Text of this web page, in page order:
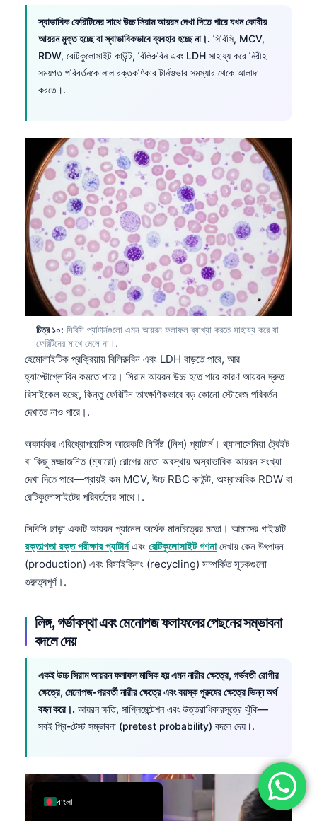
স্বাভাবিক ফেরিটিনের সাথে উচ্চ সিরাম আয়রন দেখা দিতে পারে যখন কোষীয়
আয়রন মুক্ত হচ্ছে বা স্বাভাবিকভাবে ব্যবহার হচ্ছে না।. সিবিসি, MCV,
RDW, রেটিকুলোসাইট কাউন্ট, বিলিরুবিন এবং LDH সাহায্য করে নিরীহ
সময়গত পরিবর্তনকে লাল রক্তকণিকার টার্নওভার সমস্যার থেকে আলাদা
করতে।.
চিত্র ১০: সিবিসি প্যাটার্নগুলো এমন আয়রন ফলাফল ব্যাখ্যা করতে সাহায্য করে যা
ফেরিটিনের সাথে মেলে না।.
হেমোলাইটিক প্রক্রিয়ায় বিলিরুবিন এবং LDH বাড়তে পারে, আর
হ্যাপ্টোগ্লোবিন কমতে পারে। সিরাম আয়রন উচ্চ হতে পারে কারণ আয়রন দ্রুত
রিসাইকেল হচ্ছে, কিন্তু ফেরিটিন তাৎক্ষণিকভাবে বড় কোনো স্টোরেজ পরিবর্তন
দেখাতে নাও পারে।.
অকার্যকর এরিথ্রোপয়েসিস আরেকটি নির্দিষ্ট (নিশ) প্যাটার্ন। থ্যালাসেমিয়া ট্রেইট
বা কিছু মজ্জাজনিত (ম্যারো) রোগের মতো অবস্থায় অস্বাভাবিক আয়রন সংখ্যা
দেখা দিতে পারে—প্রায়ই কম MCV, উচ্চ RBC কাউন্ট, অস্বাভাবিক RDW বা
রেটিকুলোসাইটের পরিবর্তনের সাথে।.
সিবিসি ছাড়া একটি আয়রন প্যানেল অর্ধেক মানচিত্রের মতো। আমাদের গাইডটি
রক্তাল্পতা রক্ত পরীক্ষার প্যাটার্নএবং রেটিকুলোসাইট গণনাদেখায় কেন উৎপাদন
(production) এবং রিসাইক্লিং (recycling) সম্পর্কিত সূচকগুলো
গুরুত্বপূর্ণ।.
লিঙ্গ, গর্ভাবস্থা এবং মেনোপজ ফলাফলের পেছনের সম্ভাবনা
বদলে দেয়
একই উচ্চ সিরাম আয়রন ফলাফল মাসিক হয় এমন নারীর ক্ষেত্রে, গর্ভবতী রোগীর
ক্ষেত্রে, মেনোপজ-পরবর্তী নারীর ক্ষেত্রে এবং বয়স্ক পুরুষের ক্ষেত্রে ভিন্ন অর্থ
বহন করে।. আয়রন ক্ষতি, সাপ্লিমেন্টেশন এবং উত্তরাধিকারসূত্রে ঝুঁকি—
সবই প্রি-টেস্ট সম্ভাবনা (pretest probability) বদলে দেয়।.
বাংলা
English
العربية
Français
Español
Português
Türkçe
Română
简体中文
فارسی
Български
Dansk
Bahasa Indonesia
Հայերեն
Íslenska
Српски језик
Svenska
Bosanski
Azərbaycan dili
Eesti
日本語
Čeština
ქართული
Polski
한국어